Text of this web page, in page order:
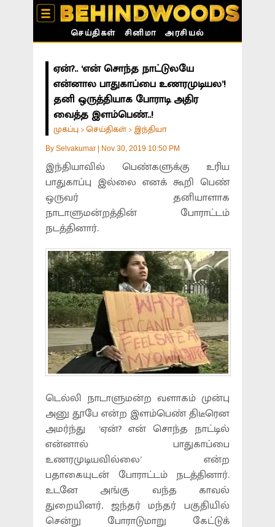
செய்திகள் சினிமா அரசியல்
ஏன்?.. ‘என் சொந்த நாட்டுலயே
என்னால பாதுகாப்பை உணரமுடியல’!
தனி ஒருத்தியாக போராடி அதிர
வைத்த இளம்பெண்..!
முகப்பு >செய்திகள் > இந்தியா
By Selvakumar Nov 30, 2019 10:50 PM
இந்தியாவில் பெண்களுக்கு உரிய
பாதுகாப்பு இல்லை எனக் கூறி பெண்
ஒருவர் தனியாளாக
நாடாளுமன்றத்தின் போராட்டம்
நடத்தினார்.
டெல்லி நாடாளுமன்ற வளாகம் முன்பு
அனு தூபே என்ற இளம்பெண் திடீரென
அமர்ந்து ‘ஏன்? என் சொந்த நாட்டில்
என்னால் பாதுகாப்பை
உணரமுடியவில்லை’ என்ற
பதாகையுடன் போராட்டம் நடத்தினார்.
உடனே அங்கு வந்த காவல்
துறையினர், ஜந்தர் மந்தர் பகுதியில்
சென்று போராடுமாறு கேட்டுக்